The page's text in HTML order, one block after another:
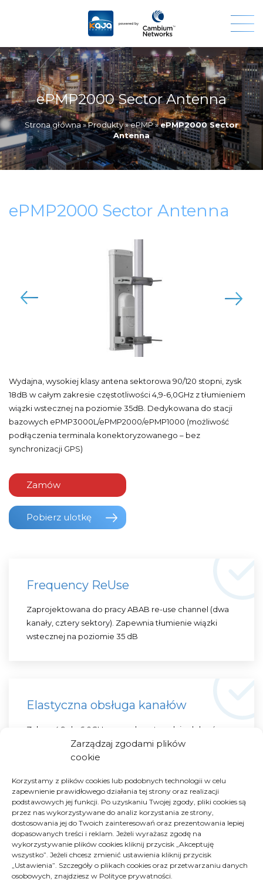
Zarządzaj zgodami plików
cookie
Korzystamy z plików cookies lub podobnych technologii w celu
zapewnienie prawidłowego działania tej strony oraz realizacji
podstawowych jej funkcji. Po uzyskaniu Twojej zgody, pliki cookies są
przez nas wykorzystywane do analiz korzystania ze strony,
dostosowania jej do Twoich zainteresowań oraz prezentowania lepiej
dopasowanych treści i reklam. Jeżeli wyrażasz zgodę na
wykorzystywanie plików cookies kliknij przycisk „Akceptuję
wszystko”. Jeżeli chcesz zmienić ustawienia kliknij przycisk
„Ustawienia”. Szczegóły o plikach cookies oraz przetwarzaniu danych
osobowych, znajdziesz w Polityce prywatności.
ePMP2000 Sector Antenna
Strona główna»Produkty»ePMP»ePMP2000 Sector
Antenna
ePMP2000 Sector Antenna
Wydajna, wysokiej klasy antena sektorowa 90/120 stopni, zysk
18dB w całym zakresie częstotliwości 4,9-6,0GHz z tłumieniem
wiązki wstecznej na poziomie 35dB. Dedykowana do stacji
bazowych ePMP3000L/ePMP2000/ePMP1000 (możliwość
podłączenia terminala konektoryzowanego – bez
synchronizacji GPS)
Zamów
Pobierz ulotkę
Frequency ReUse
Zaprojektowana do pracy ABAB re-use channel (dwa
kanały, cztery sektory). Zapewnia tłumienie wiązki
wstecznej na poziomie 35 dB
Elastyczna obsługa kanałów
Zakres 4,9 do 6,0GHz pozwala optymalnie dobrać
kanał i uzyskać najlepsze osiągi oraz wydajność.
Pełny zasięg i pokrycie
Doskonale zaprojektowana konstrukcja umożliwiająca
wygodne dopasowanie ustawień zasięgu oraz kątów,
tak by zabezpieczyć optymalne parametry zarówno
pod samą anteną jak i na skrajach sektora.